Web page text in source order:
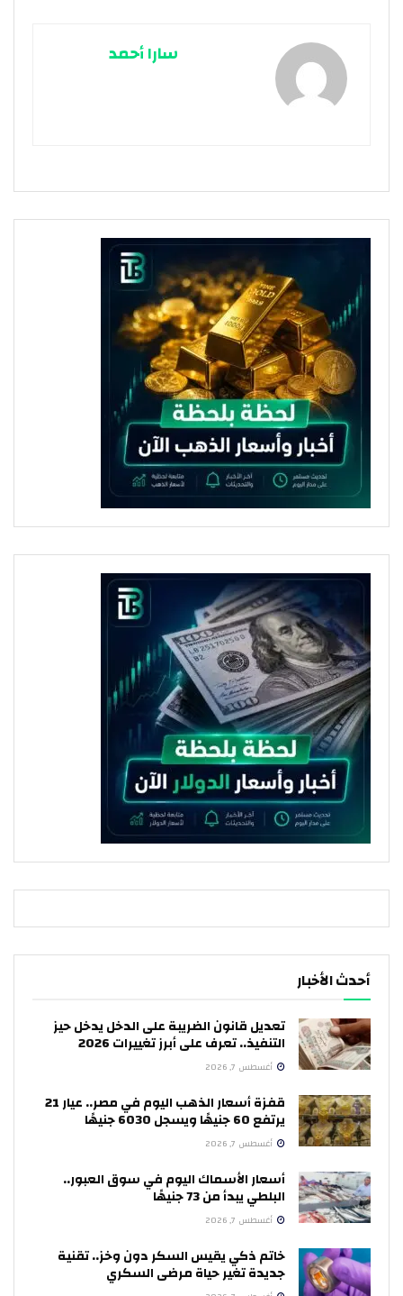
سارا أحمد
أحدث الأخبار
تعديل قانون الضريبة على الدخل يدخل حيز
التنفيذ.. تعرف على أبرز تغييرات 2026
أغسطس 7, 2026
قفزة أسعار الذهب اليوم في مصر.. عيار 21
يرتفع 60 جنيهًا ويسجل 6030 جنيهًا
أغسطس 7, 2026
أسعار الأسماك اليوم في سوق العبور..
البلطي يبدأ من 73 جنيهًا
أغسطس 7, 2026
خاتم ذكي يقيس السكر دون وخز.. تقنية
جديدة تغير حياة مرضى السكري